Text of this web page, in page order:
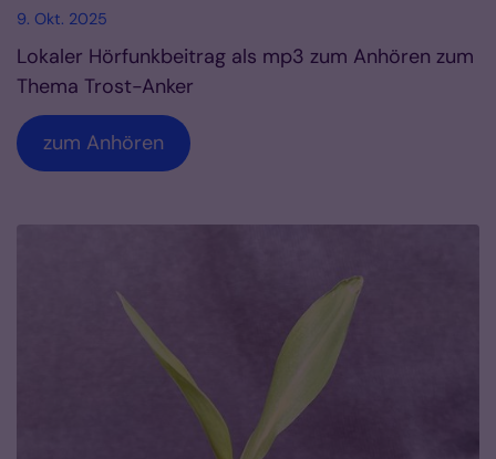
9. Okt. 2025
Lokaler Hörfunkbeitrag als mp3 zum Anhören zum
Thema Trost-Anker
zum Anhören